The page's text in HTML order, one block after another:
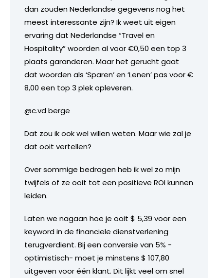
dan zouden Nederlandse gegevens nog het
meest interessante zijn? Ik weet uit eigen
ervaring dat Nederlandse “Travel en
Hospitality” woorden al voor €0,50 een top 3
plaats garanderen. Maar het gerucht gaat
dat woorden als ‘Sparen’ en ‘Lenen’ pas voor €
8,00 een top 3 plek opleveren.
@c.vd berge
Dat zou ik ook wel willen weten. Maar wie zal je
dat ooit vertellen?
Over sommige bedragen heb ik wel zo mijn
twijfels of ze ooit tot een positieve ROI kunnen
leiden.
Laten we nagaan hoe je ooit $ 5,39 voor een
keyword in de financiele dienstverlening
terugverdient. Bij een conversie van 5% -
optimistisch- moet je minstens $ 107,80
uitgeven voor één klant. Dit lijkt veel om snel